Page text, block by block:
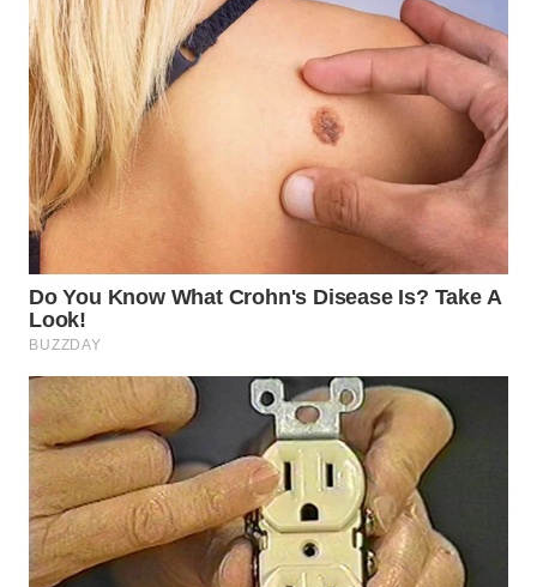
WAHANANEWS
ID
WAHANANEWS
CO ID
WAHANANEWS
WAHANA
SPORT
WAHANA
UMKM
WAHANA
SELEB
WAHANA